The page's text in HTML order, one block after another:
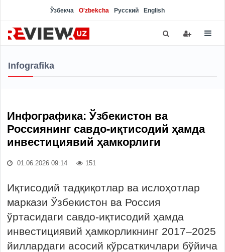
Ўзбекча O'zbekcha Русский English
Infografika
Инфографика: Ўзбекистон ва
Россиянинг савдо-иқтисодий ҳамда
инвестициявий ҳамкорлиги
01.06.2026 09:14 151
Иқтисодий тадқиқотлар ва ислоҳотлар
маркази Ўзбекистон ва Россия
ўртасидаги савдо-иқтисодий ҳамда
инвестициявий ҳамкорликнинг 2017–2025
йиллардаги асосий кўрсаткичлари бўйича